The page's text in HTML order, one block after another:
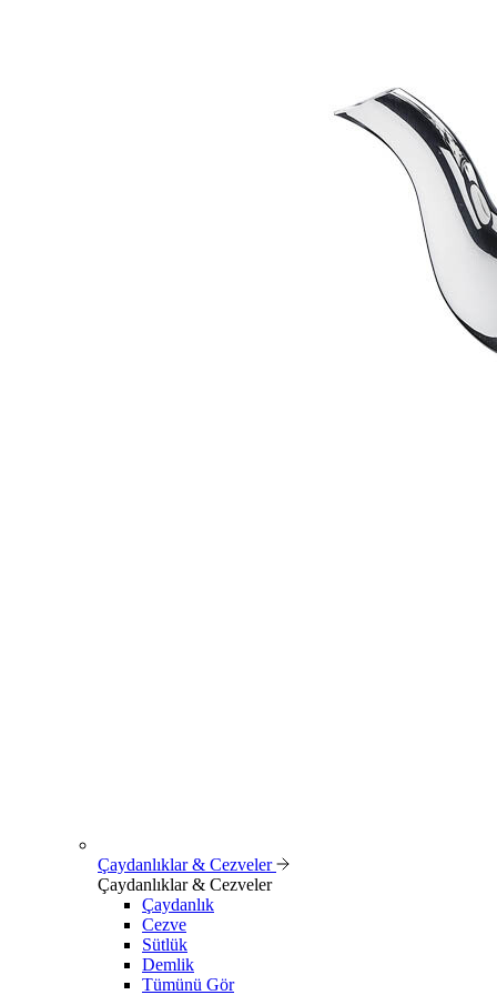
Çaydanlıklar & Cezveler
Çaydanlıklar & Cezveler
Çaydanlık
Cezve
Sütlük
Demlik
Tümünü Gör